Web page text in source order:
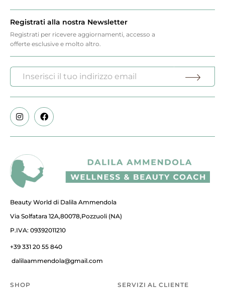
Registrati alla nostra Newsletter
Registrati per ricevere aggiornamenti, accesso a
offerte esclusive e molto altro.
Beauty World di Dalila Ammendola
Via Solfatara 12A,80078,Pozzuoli (NA)
P.IVA: 09392011210
+39 331 20 55 840
dalilaammendola@gmail.com
SHOP SERVIZI AL CLIENTE